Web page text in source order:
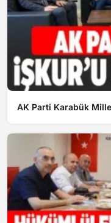
AK Parti Karabük